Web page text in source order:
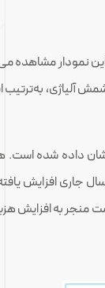
که در این نمودار
عملکرد ۶ ماهه ابتدایی سال شرکت در
جاری افزایش